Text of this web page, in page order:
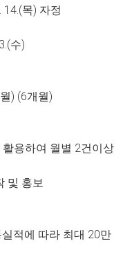
14.(목) 자정
수)
) (6개월)
용하여 월별 2건이상
및 홍보
적에 따라 최대 20만